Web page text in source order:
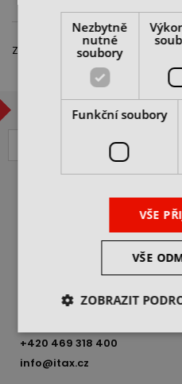
Zobrazeno 1 – 2 z 2 položek
CHCETE
IČ: 25062760
+420 469 318 400
info@itax.cz
Nezbytně
nutné
soubory
Funkční soubory
VŠE
VŠE
ZOBRAZIT